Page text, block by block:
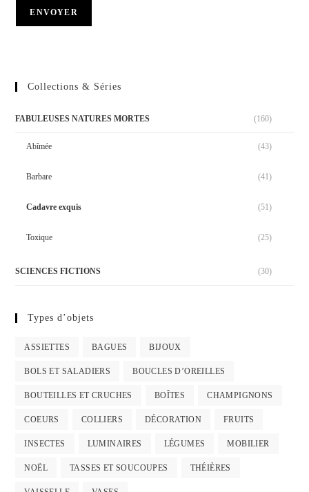
Collections & Séries
FABULEUSES NATURES MORTES (160)
Abîmée (43)
Barbare (41)
Cadavre exquis (51)
Toxique (25)
SCIENCES FICTIONS (30)
Types d’objets
ASSIETTES BAGUES BIJOUX
BOLS ET SALADIERS BOUCLES D’OREILLES
BOUTEILLES ET CRUCHES BOÎTES CHAMPIGNONS
COEURS COLLIERS DÉCORATION FRUITS
INSECTES LUMINAIRES LÉGUMES MOBILIER
NOËL TASSES ET SOUCOUPES THÉIÈRES